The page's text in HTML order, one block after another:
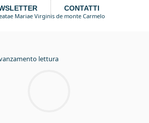
CONTATTI
Mariae Virginis de monte Carmelo
lettura